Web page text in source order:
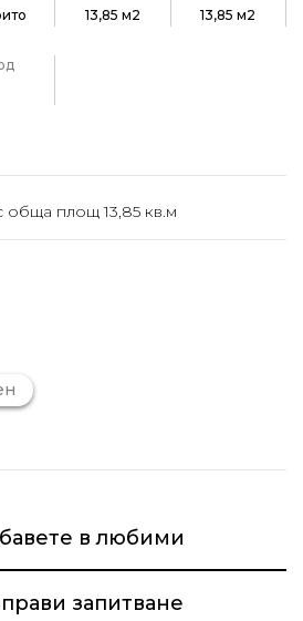
13,85 м2
13,85 м2
площ 13,85 кв.м
в любими
запитване